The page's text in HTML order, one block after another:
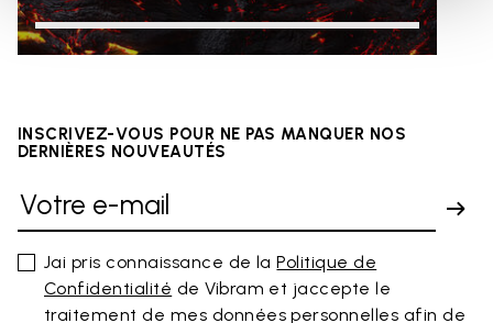
INSCRIVEZ-VOUS POUR NE PAS MANQUER NOS
DERNIÈRES NOUVEAUTÉS
Jai pris connaissance de laPolitique de
Confidentialité de Vibram et jaccepte le
traitement de mes données personnelles afin de